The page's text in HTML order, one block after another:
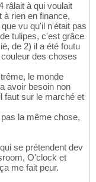
râlait à qui voulait
à rien en finance,
vu qu'il n'était pas
tulipes, c'est grâce
de 2) il a été foutu
des choses
le monde
avoir besoin non
faut sur le marché et
la même chose,
se prétendent dev
O'clock et
me fait peur.